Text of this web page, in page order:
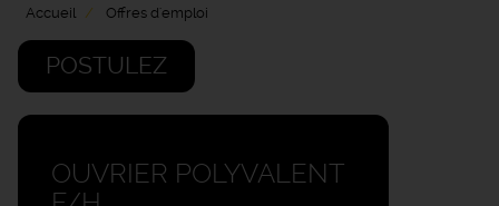
Accueil Offres d'emploi
POSTULEZ
OUVRIER POLYVALENT